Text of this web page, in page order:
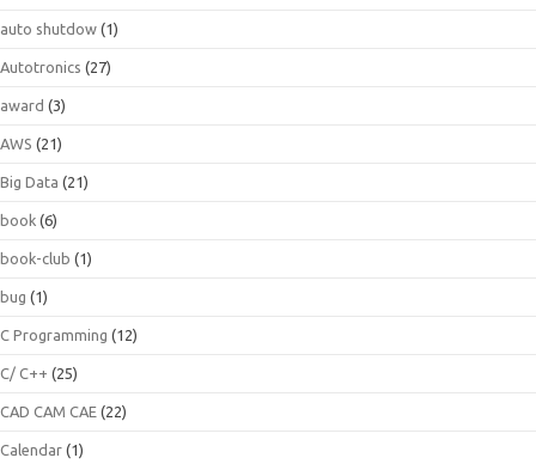
auto shutdow (1)
Autotronics (27)
award (3)
AWS (21)
Big Data (21)
book (6)
book-club (1)
bug (1)
C Programming (12)
C/ C++ (25)
CAD CAM CAE (22)
Calendar (1)